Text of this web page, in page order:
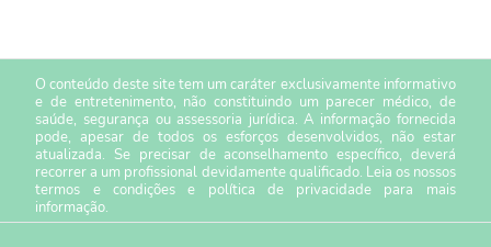
O conteúdo deste site tem um caráter exclusivamente informativo
e de entretenimento, não constituindo um parecer médico, de
saúde, segurança ou assessoria jurídica. A informação fornecida
pode, apesar de todos os esforços desenvolvidos, não estar
atualizada. Se precisar de aconselhamento específico, deverá
recorrer a um profissional devidamente qualificado. Leia os nossos
termos e condiçõese política de privacidade para mais
informação.